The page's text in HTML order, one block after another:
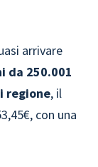
arrivare
da 250.001
regione, il
con una